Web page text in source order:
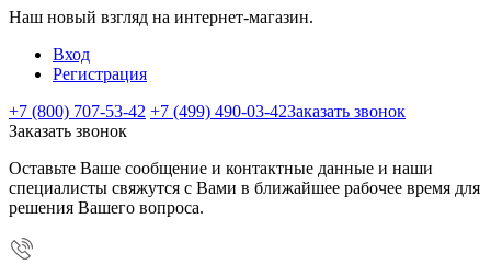
Наш новый взгляд на интернет-магазин.
Вход
Регистрация
+7 (800) 707-53-42 +7 (499) 490-03-42Заказать звонок
Заказать звонок
Оставьте Ваше сообщение и контактные данные и наши
специалисты свяжутся с Вами в ближайшее рабочее время для
решения Вашего вопроса.